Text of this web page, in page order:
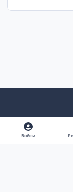
Светлый режим
Темный режим
Как в
Войти